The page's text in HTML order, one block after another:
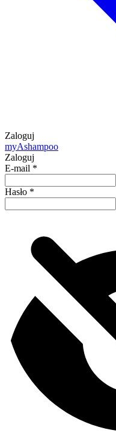
Zaloguj
myAshampoo
Zaloguj
E-mail *
Hasło *